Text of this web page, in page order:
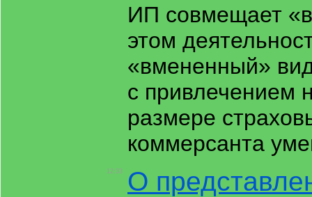
ИП совмещает
этом
«вмененный»
с привлечением
размере
коммерсанта
12:33 О